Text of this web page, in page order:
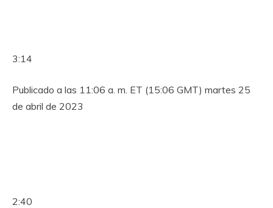
3:14
Publicado a las 11:06 a. m. ET (15:06 GMT) martes 25
de abril de 2023
2:40